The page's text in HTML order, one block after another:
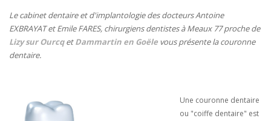
Le cabinet dentaire et d'implantologie des docteurs Antoine
EXBRAYAT et Emile FARES, chirurgiens dentistes à Meaux 77 proche de
Lizy sur OurcqetDammartin en Goële vous présente la couronne
dentaire.
Une couronne dentaire
ou "coiffe dentaire" est